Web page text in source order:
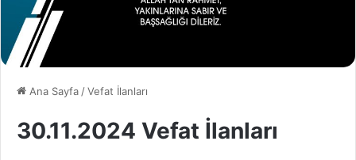
Ana Sayfa /Vefat İlanları
30.11.2024 Vefat İlanları